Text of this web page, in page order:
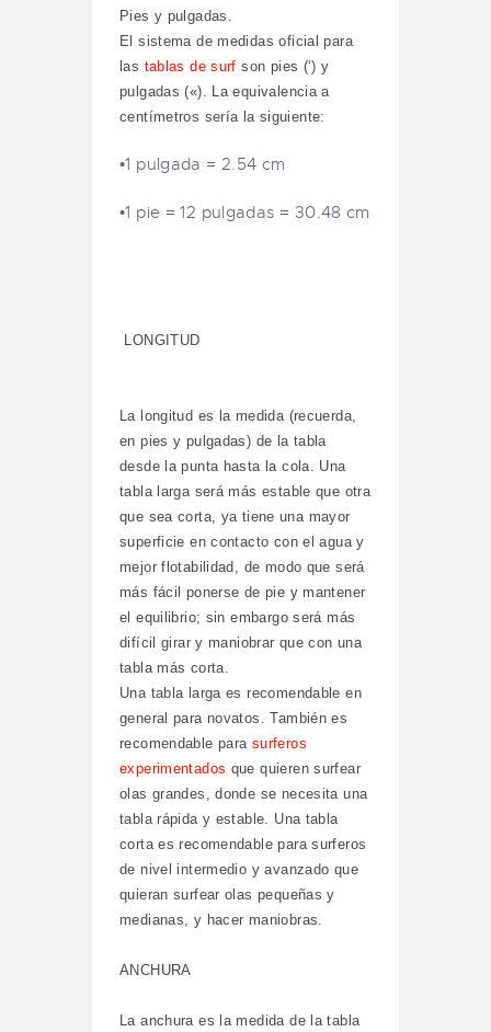
Pies y pulgadas.
El sistema de medidas oficial para
las tablas de surfson pies (‘) y
pulgadas («). La equivalencia a
centímetros sería la siguiente:
•1 pulgada = 2.54 cm
•1 pie = 12 pulgadas = 30.48 cm
LONGITUD
La longitud es la medida (recuerda,
en pies y pulgadas) de la tabla
desde la punta hasta la cola. Una
tabla larga será más estable que otra
que sea corta, ya tiene una mayor
superficie en contacto con el agua y
mejor flotabilidad, de modo que será
más fácil ponerse de pie y mantener
el equilibrio; sin embargo será más
difícil girar y maniobrar que con una
tabla más corta.
Una tabla larga es recomendable en
general para novatos. También es
recomendable para surferos
experimentados que quieren surfear
olas grandes, donde se necesita una
tabla rápida y estable. Una tabla
corta es recomendable para surferos
de nivel intermedio y avanzado que
quieran surfear olas pequeñas y
medianas, y hacer maniobras.
ANCHURA
La anchura es la medida de la tabla